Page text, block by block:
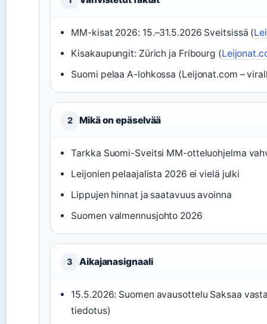
MM-kisat 2026: 15.–31.5.2026 Sveitsissä (
Kisakaupungit: Zürich ja Fribourg (
Suomi pelaa A-lohkossa (Leijonat.com –
2 Mikä on epäselvää
Tarkka Suomi-Sveitsi MM-otteluohjelma
Leijonien pelaajalista 2026 ei vielä julki
Lippujen hinnat ja saatavuus avoinna
Suomen valmennusjohto 2026
3 Aikajanasignaali
15.5.2026: Suomen avausottelu Saksaa
tiedotus)